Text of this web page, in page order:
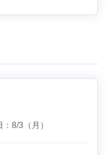
：8/3 （月）